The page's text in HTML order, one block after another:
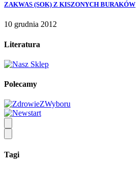
ZAKWAS (SOK) Z KISZONYCH BURAKÓW
10 grudnia 2012
Literatura
Polecamy
Tagi